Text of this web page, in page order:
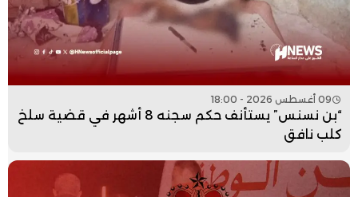
09 أغسطس 2026 - 18:00
“بن نسنس” يستأنف حكم سجنه 8 أشهر في قضية سلخ
كلب نافق